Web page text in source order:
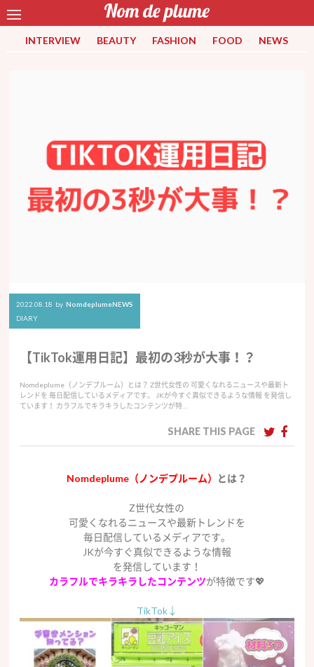
INTERVIEW BEAUTY FASHION FOOD NEWS
2022.08.18 by NomdeplumeNEWS
DIARY
【TikTok運用日記】最初の3秒が大事！？
Nomdeplume（ノンデプルーム）とは？ Z世代女性の 可愛くなれるニュースや最新ト
レンドを 毎日配信しているメディアです。 JKが今すぐ真似できるような情報 を発信し
ています！ カラフルでキラキラしたコンテンツが特…
SHARE THIS PAGE
Nomdeplume（ノンデプルーム） とは？
Z世代女性の
可愛くなれるニュースや最新トレンドを
毎日配信しているメディアです。
JKが今すぐ真似できるような情報
を発信しています！
カラフルでキラキラしたコンテンツが特徴です💖
TikTok↓